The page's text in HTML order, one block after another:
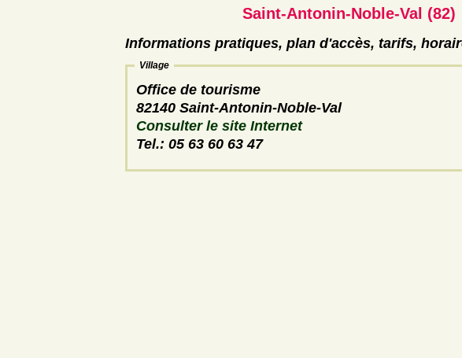
Saint-Antonin-Noble-Val (82)
Informations pratiques, plan d'accès, tarifs,
Village
Office de tourisme
82140 Saint-Antonin-Noble-Val
Consulter le site Internet
Tel.: 05 63 60 63 47